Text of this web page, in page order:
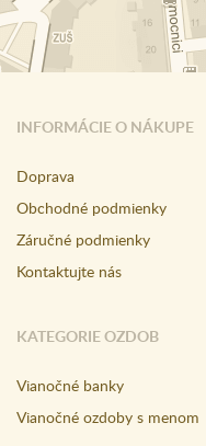
INFORMÁCIE O NÁKUPE
Doprava
Obchodné podmienky
Záručné podmienky
Kontaktujte nás
KATEGORIE OZDOB
Vianočné banky
Vianočné ozdoby s menom